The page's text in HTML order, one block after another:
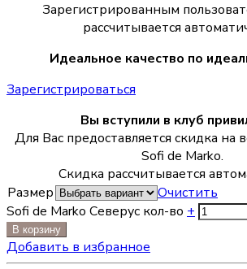
Зарегистрированным
рассчитывается
Идеальное качество по
Зарегистрироваться
Вы вступили в клуб
Для Вас предоставляется скидка на
Sofi de Marko.
Скидка рассчитывается
Размер
Очистить
Sofi de Marko Северус кол-во +
В корзину
Добавить в избранное